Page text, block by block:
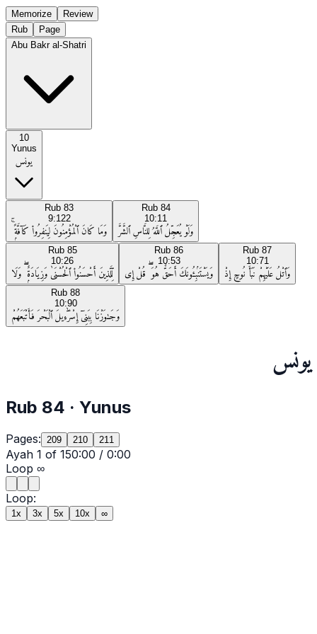
Memorize
Review
Rub
Page
Abu Bakr al-Shatri
10
Yunus
يونس
Rub 83
9:122
وَمَا كَانَ ٱلْمُؤْمِنُونَ لِيَنفِرُوا۟ كَآفَّةًۭ ۚ
Rub 84
10:11
وَلَوْ يُعَجِّلُ ٱللَّهُ لِلنَّاسِ ٱلشَّرَّ
Rub 85
10:26
لِّلَّذِينَ أَحْسَنُوا۟ ٱلْحُسْنَىٰ وَزِيَادَةٌۭ ۖ وَلَا
Rub 86
10:53
وَيَسْتَنۢبِـُٔونَكَ أَحَقٌّ هُوَ ۖ قُلْ إِى
Rub 87
10:71
وَٱتْلُ عَلَيْهِمْ نَبَأَ نُوحٍ إِذْ
Rub 88
10:90
وَجَـٰوَزْنَا بِبَنِىٓ إِسْرَٰٓءِيلَ ٱلْبَحْرَ فَأَتْبَعَهُمْ
يونس
Rub 84 · Yunus
Pages: 209 210 211
Ayah 1 of 150:00 / 0:00
Loop ∞
Loop:
1x 3x 5x 10x ∞